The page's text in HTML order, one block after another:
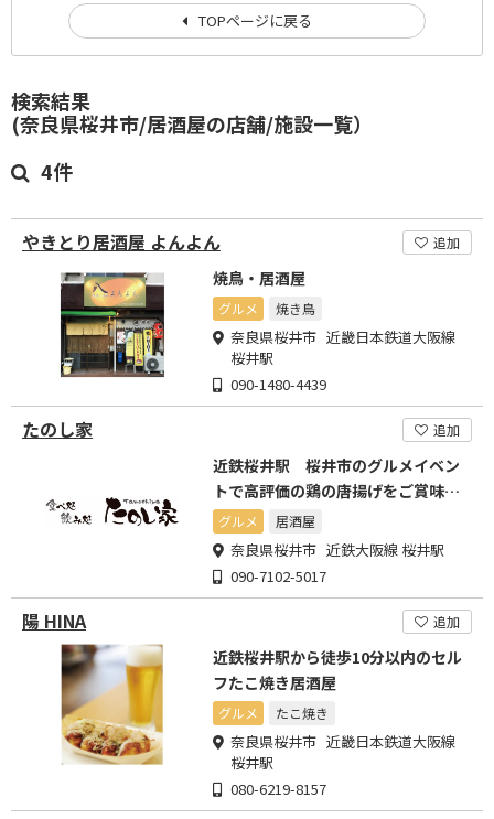
検索結果
(奈良県桜井市/居酒屋の店舗/施設一覧）
4件
やきとり居酒屋 よんよん 追加
焼鳥・居酒屋
グルメ 焼き鳥
奈良県桜井市 近畿日本鉄道大阪線
桜井駅
090-1480-4439
たのし家 追加
近鉄桜井駅 桜井市のグルメイベン
トで高評価の鶏の唐揚げをご賞味く
ださい
グルメ 居酒屋
奈良県桜井市 近鉄大阪線 桜井駅
090-7102-5017
陽 HINA 追加
近鉄桜井駅から徒歩10分以内のセル
フたこ焼き居酒屋
グルメ たこ焼き
奈良県桜井市 近畿日本鉄道大阪線
桜井駅
080-6219-8157
TOPページに戻る